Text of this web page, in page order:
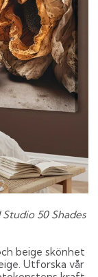
50 Shades
beige skönhet
Utforska vår